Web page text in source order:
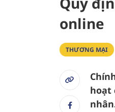
online
THƯƠNG MẠI
hoạt